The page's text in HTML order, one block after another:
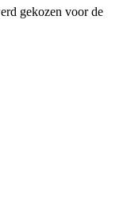
gekozen voor de